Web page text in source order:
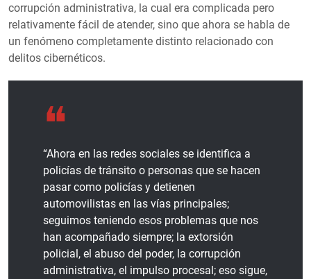
corrupción administrativa, la cual era complicada pero
relativamente fácil de atender, sino que ahora se habla de
un fenómeno completamente distinto relacionado con
delitos cibernéticos.
“Ahora en las redes sociales se identifica a
policías de tránsito o personas que se hacen
pasar como policías y detienen
automovilistas en las vías principales;
seguimos teniendo esos problemas que nos
han acompañado siempre; la extorsión
policial, el abuso del poder, la corrupción
administrativa, el impulso procesal; eso sigue,